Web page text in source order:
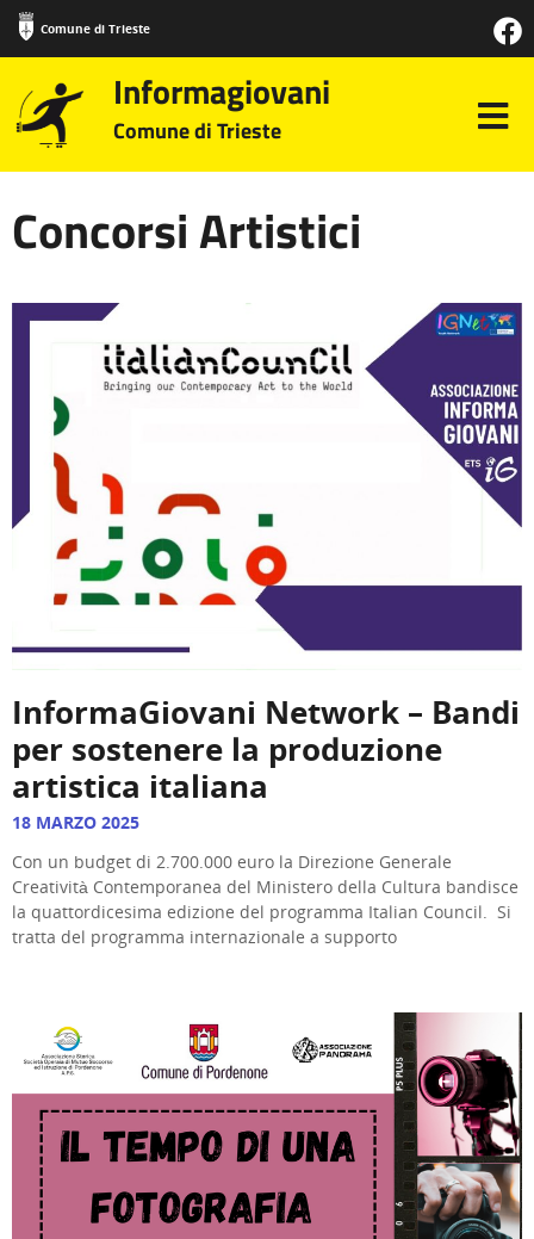
Comune di Trieste
Informagiovani
Comune di Trieste
Concorsi Artistici
InformaGiovani Network – Bandi
per sostenere la produzione
artistica italiana
18 MARZO 2025
Con un budget di 2.700.000 euro la Direzione Generale
Creatività Contemporanea del Ministero della Cultura bandisce
la quattordicesima edizione del programma Italian Council. Si
tratta del programma internazionale a supporto